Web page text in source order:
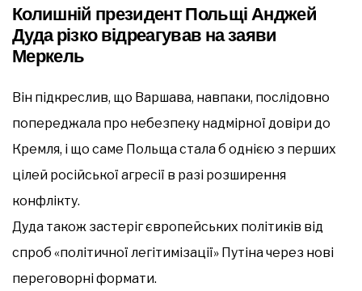
Колишній президент Польщі Анджей
Дуда різко відреагував на заяви
Меркель
Він підкреслив, що Варшава, навпаки, послідовно
попереджала про небезпеку надмірної довіри до
Кремля, і що саме Польща стала б однією з перших
цілей російської агресії в разі розширення
конфлікту.
Дуда також застеріг європейських політиків від
спроб «політичної легітимізації» Путіна через нові
переговорні формати.